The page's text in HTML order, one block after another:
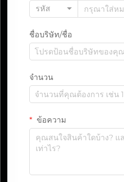
รหัส
ชื่อบริษัท/ชื่อ
จำนวน
ข้อความ